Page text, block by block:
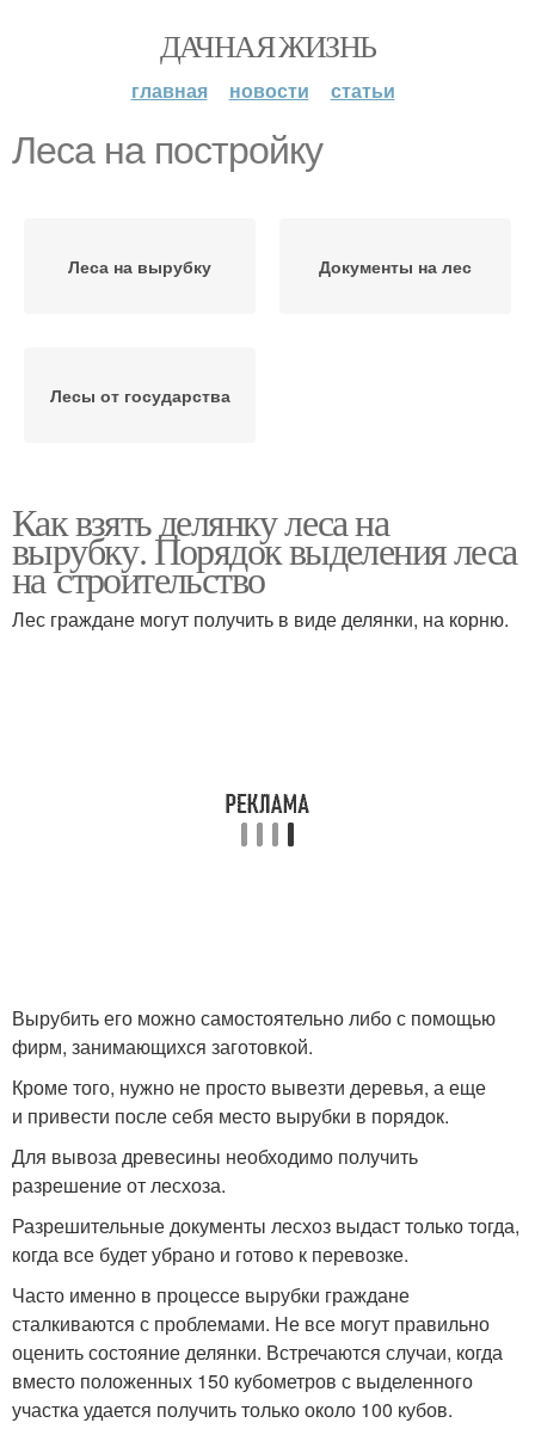
ДАЧНАЯ ЖИЗНЬ
главная новости статьи
Леса на постройку
Леса на вырубку Документы на лес
Лесы от государства
Как взять делянку леса на
вырубку. Порядок выделения леса
на строительство
Лес граждане могут получить в виде делянки, на корню.
Вырубить его можно самостоятельно либо с помощью
фирм, занимающихся заготовкой.
Кроме того, нужно не просто вывезти деревья, а еще
и привести после себя место вырубки в порядок.
Для вывоза древесины необходимо получить
разрешение от лесхоза.
Разрешительные документы лесхоз выдаст только тогда,
когда все будет убрано и готово к перевозке.
Часто именно в процессе вырубки граждане
сталкиваются с проблемами. Не все могут правильно
оценить состояние делянки. Встречаются случаи, когда
вместо положенных 150 кубометров с выделенного
участка удается получить только около 100 кубов.